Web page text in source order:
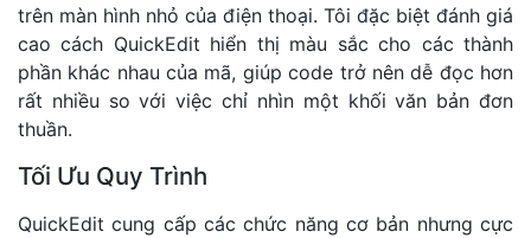
trên màn hình nhỏ của điện thoại. Tôi đặc biệt đánh giá
cao cách QuickEdit hiển thị màu sắc cho các thành
phần khác nhau của mã, giúp code trở nên dễ đọc hơn
rất nhiều so với việc chỉ nhìn một khối văn bản đơn
thuần.
Tối Ưu Quy Trình
QuickEdit cung cấp các chức năng cơ bản nhưng cực